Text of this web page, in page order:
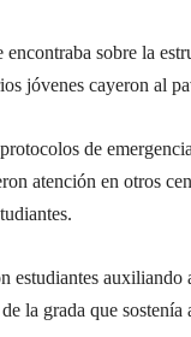
sobre la
jóvenes cayeron al
de
atención en otros
estudiantes auxiliando
la grada que sostenía